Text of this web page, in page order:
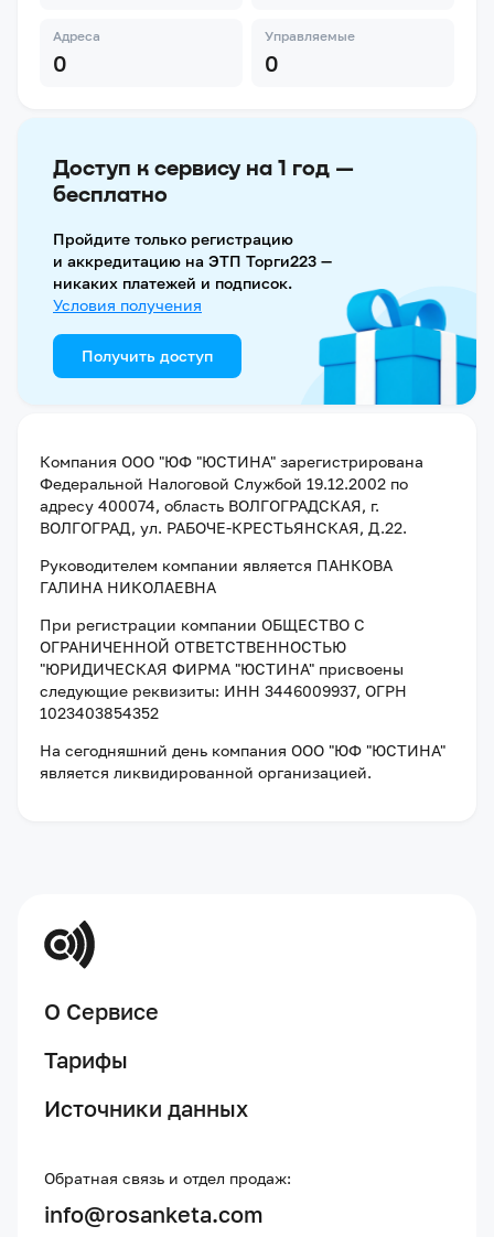
Адреса
0
Управляемые
0
Доступ к сервису на 1 год —
бесплатно
Пройдите только регистрацию
и аккредитацию на ЭТП Торги223 —
никаких платежей и подписок.
Условия получения
Получить доступ
Компания ООО "ЮФ "ЮСТИНА" зарегистрирована
Федеральной Налоговой Службой 19.12.2002 по
адресу 400074, область ВОЛГОГРАДСКАЯ, г.
ВОЛГОГРАД, ул. РАБОЧЕ-КРЕСТЬЯНСКАЯ, Д.22.
Руководителем компании является ПАНКОВА
ГАЛИНА НИКОЛАЕВНА
При регистрации компании ОБЩЕСТВО С
ОГРАНИЧЕННОЙ ОТВЕТСТВЕННОСТЬЮ
"ЮРИДИЧЕСКАЯ ФИРМА "ЮСТИНА" присвоены
следующие реквизиты: ИНН 3446009937, ОГРН
1023403854352
На сегодняшний день компания ООО "ЮФ "ЮСТИНА"
является ликвидированной организацией.
О Сервисе
Тарифы
Источники данных
Обратная связь и отдел продаж:
info@rosanketa.com